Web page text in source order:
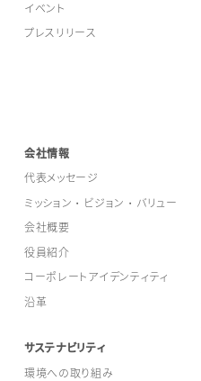
イベント
プレスリリース
会社情報
代表メッセージ
ミッション・ビジョン・バリュー
会社概要
役員紹介
コーポレートアイデンティティ
沿革
サステナビリティ
環境への取り組み